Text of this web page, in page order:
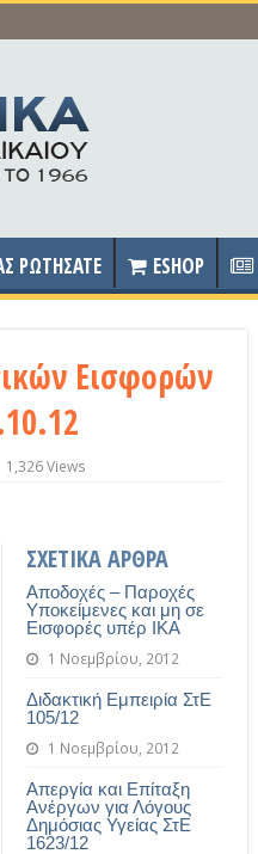
ΡΩΤΗΣΑΤΕ ESHOP
Εισφορών
1,326 Views
ΣΧΕΤΙΚΑ ΑΡΘΡΑ
Αποδοχές – Παροχές
Υποκείμενες και μη σε
Εισφορές υπέρ ΙΚΑ
1 Νοεμβρίου, 2012
Διδακτική Εμπειρία ΣτΕ
105/12
1 Νοεμβρίου, 2012
Απεργία και Επίταξη
Ανέργων για Λόγους
Δημόσιας Υγείας ΣτΕ
1623/12